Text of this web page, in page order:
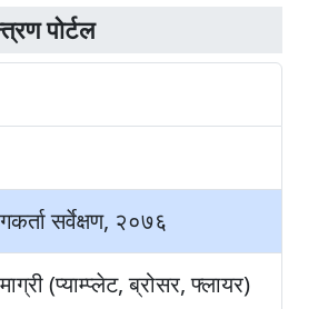
पोर्टल
सर्वेक्षण, २०७६
(प्याम्प्लेट, ब्रोसर, फ्लायर)